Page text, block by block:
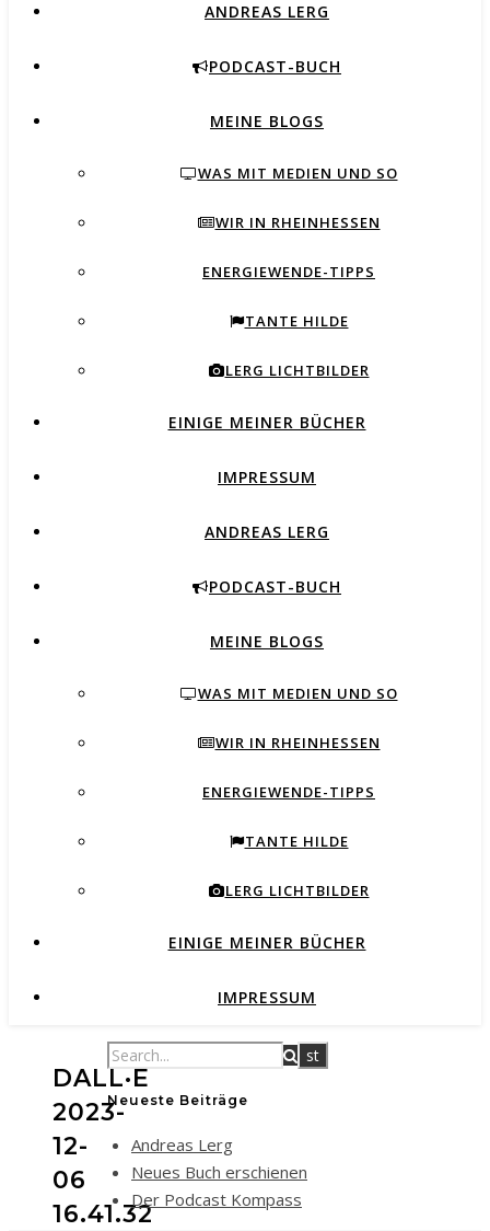
ANDREAS LERG
PODCAST-BUCH
MEINE BLOGS
WAS MIT MEDIEN UND SO
WIR IN RHEINHESSEN
ENERGIEWENDE-TIPPS
TANTE HILDE
LERG LICHTBILDER
EINIGE MEINER BÜCHER
IMPRESSUM
ANDREAS LERG
PODCAST-BUCH
MEINE BLOGS
WAS MIT MEDIEN UND SO
WIR IN RHEINHESSEN
ENERGIEWENDE-TIPPS
TANTE HILDE
LERG LICHTBILDER
EINIGE MEINER BÜCHER
IMPRESSUM
DALL·E
2023-
12-
06
16.41.32
Neueste Beiträge
Andreas Lerg
Neues Buch erschienen
Der Podcast Kompass